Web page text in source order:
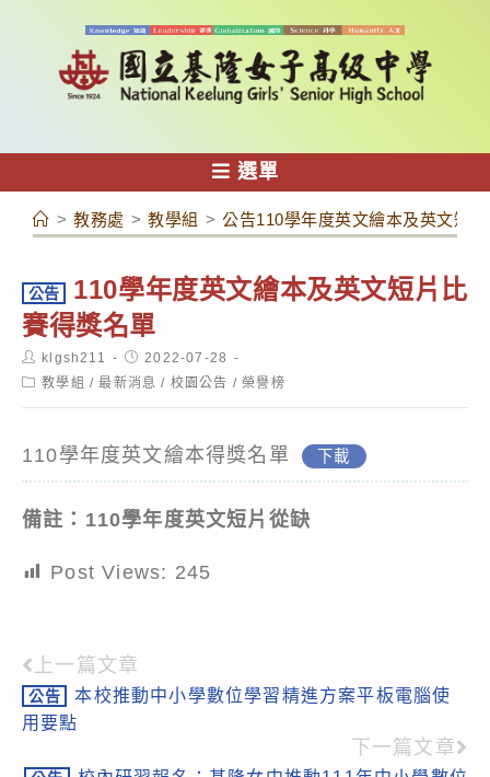
容
選單
> 教務處 > 教學組 > 公告110學年度英文繪本及英文短
公告
110學年度英文繪本及英文短片比
賽得獎名單
Post
author:
klgsh211
Post
published:
2022-07-28
Post教學組 / 最新消息 / 校園公告 / 榮譽榜
110學年度英文繪本得獎名單 下載
備註：110學年度英文短片從缺
Post Views: 245
Read
more
上一篇文章
公告
本校推動中小學數位學習精進方案平板電腦使
用要點
下一篇文章